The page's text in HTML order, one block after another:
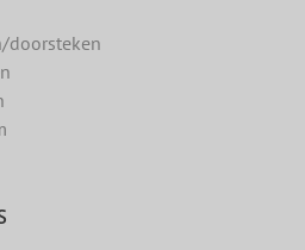
doorsteken